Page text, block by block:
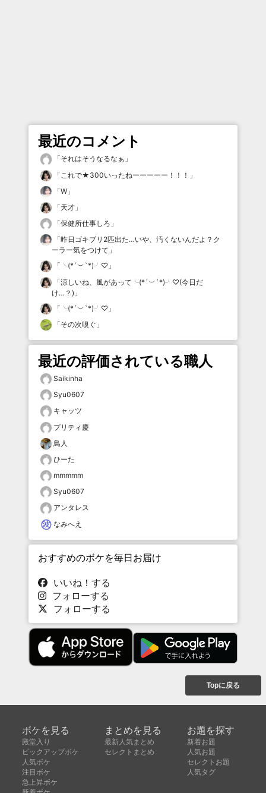
最近のコメント
「それはそうなるなぁ 」
「 これで★300いったねーーーーー！！！ 」
「W 」
「天才 」
「保健所仕事しろ 」
「昨日ゴキブリ2匹出た…いや、汚くないんだよ？ク
ーラー気をつけて 」
「 ╰(*´︶`*)╯♡ 」
「涼しいね、風があって╰(*´︶`*)╯♡(今日だ
け…？) 」
「 ╰(*´︶`*)╯♡ 」
「その次嗅ぐ 」
最近の評価されている職人
Saikinha
Syu0607
キャッツ
プリティ慶
鳥人
ひーた
mmmmm
Syu0607
アンタレス
なみへえ
おすすめのボケを毎日お届け
いいね！する
フォローする
フォローする
Topに戻る
ボケを見る
殿堂入り
ピックアップボケ
人気ボケ
注目ボケ
急上昇ボケ
まとめを見る
最新人気まとめ
セレクトまとめ
お題を探す
新着お題
人気お題
セレクトお題
人気タグ